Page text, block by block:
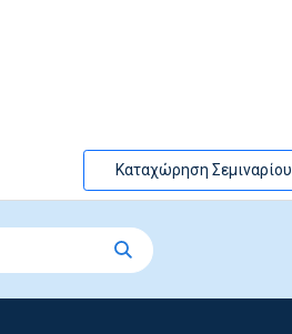
Καταχώρηση Σεμιναρίου